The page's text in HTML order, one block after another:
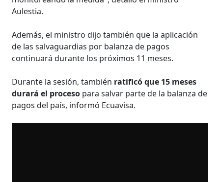
Aulestia.
Además, el ministro dijo también que la aplicación
de las salvaguardias por balanza de pagos
continuará durante los próximos 11 meses.
Durante la sesión, también ratificó que 15 meses
durará el proceso para salvar parte de la balanza de
pagos del país, informó Ecuavisa.